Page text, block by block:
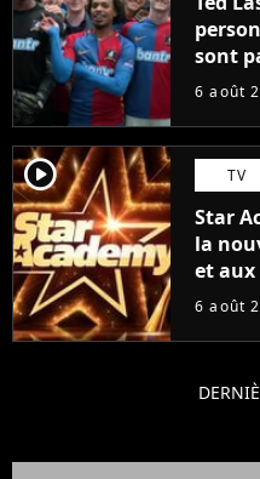
sont
6 août
player2 TV
Star
la
et aux
6 août